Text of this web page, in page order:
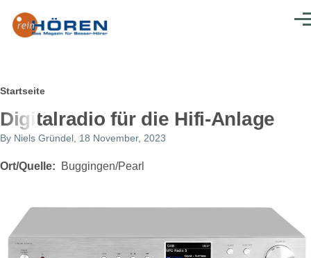
Pfadnavigation
Startseite
Digitalradio für die Hifi-Anlage
By Niels Gründel , 18 November, 2023
Ort/Quelle Buggingen/Pearl